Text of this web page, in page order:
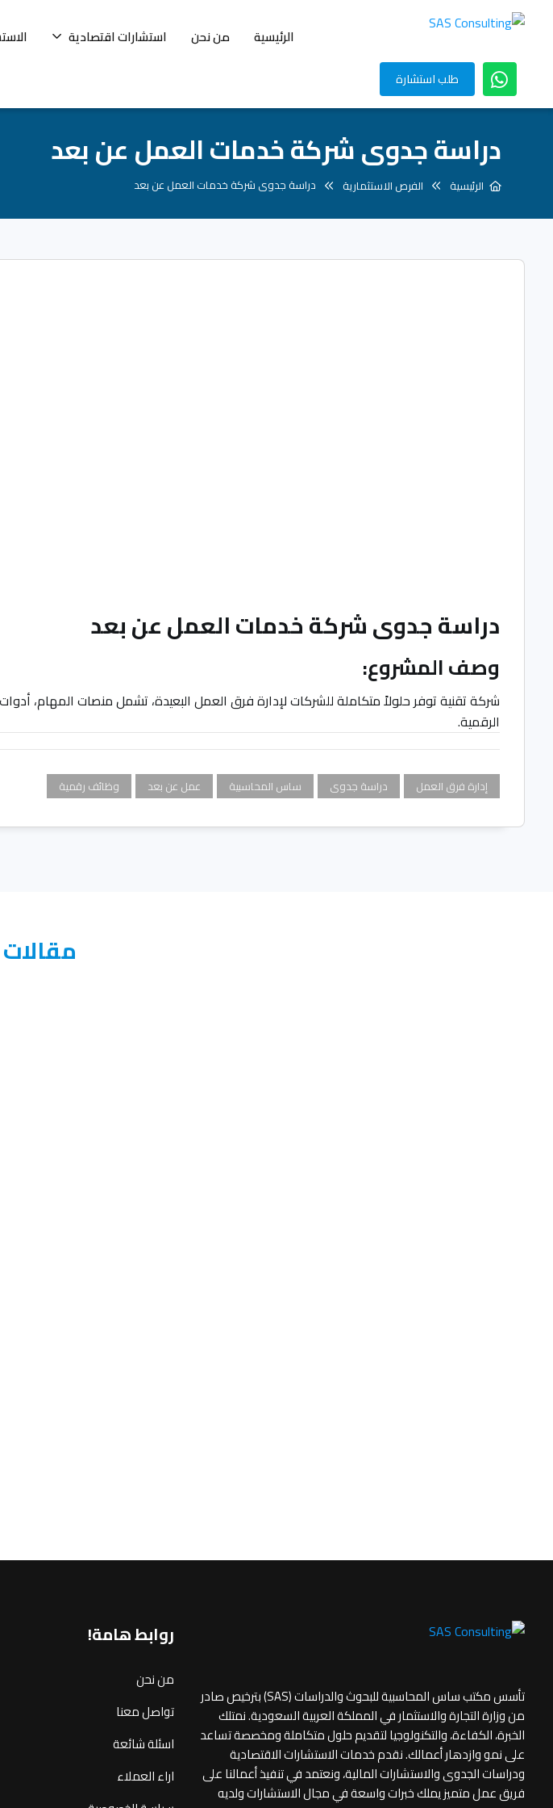
الرئيسية من نحن استشارات اقتصادية
طلب استشارة
دراسة جدوى شركة خدمات العمل عن بعد
الرئيسية الفرص الاستثمارية دراسة جدوى شركة خدمات العمل عن بعد
دراسة جدوى شركة خدمات العمل عن بعد
وصف المشروع:
شركة تقنية توفر حلولاً متكاملة للشركات لإدارة فرق العمل البعيدة، تشمل منصات المهام،
الرقمية.
إدارة فرق العمل دراسة جدوى ساس المحاسبية عمل عن بعد وظائف رقمية
تأسس مكتب ساس المحاسبية للبحوث والدراسات (SAS) بترخيص صادر
من وزارة التجارة والاستثمار في المملكة العربية السعودية. نمتلك
الخبرة، الكفاءة، والتكنولوجيا لتقديم حلول متكاملة ومخصصة تساعد
على نمو وازدهار أعمالك. نقدم خدمات الاستشارات الاقتصادية
ودراسات الجدوى والاستشارات المالية، ونعتمد في تنفيذ أعمالنا على
فريق عمل متميز يملك خبرات واسعة في مجال الاستشارات ولديه
روابط هامة!
من نحن
تواصل معنا
اسئلة شائعة
اراء العملاء